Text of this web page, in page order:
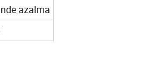
azalma